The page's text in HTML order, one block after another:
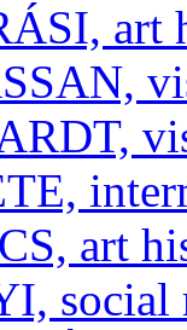
art
art
social